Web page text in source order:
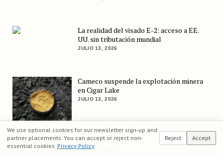
La realidad del visado E-2: acceso a EE.
UU. sin tributación mundial
JULIO 13, 2026
Cameco suspende la explotación minera
en Cigar Lake
JULIO 13, 2026
La discreta puerta trasera de Letonia al
espacio Schengen
JULIO 12, 2026
We use optional cookies for our newsletter sign-up and
partner placements. You can accept or reject non-
essential cookies. Privacy Policy
Reject Accept